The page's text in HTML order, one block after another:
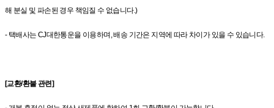
해 분실 및 파손된 경우 책임질 수 없습니다.)
- 택배사는 CJ대한통운을 이용하며, 배송 기간은 지역에 따라 차이가 있을 수 있습니다.
[교환/환불 관련]